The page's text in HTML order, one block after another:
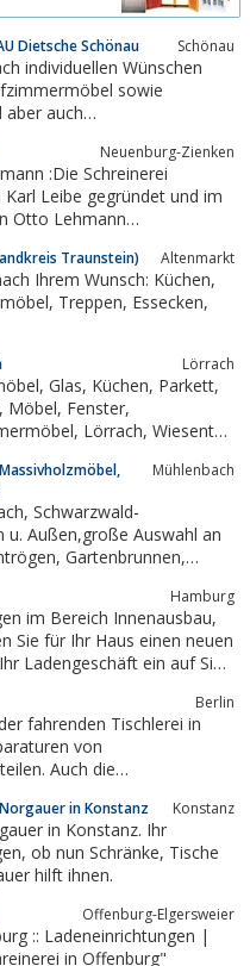
Dietsche Schönau Schönau
sowie
auch
Neuenburg-Zienken
:Die Schreinerei
Leibe gegründet und im
Otto Lehmann
weiter.1968 legte er die
Traunstein) Altenmarkt
Ihrem Wunsch: Küchen,
Lörrach
Mühlenbach
Schwarzwald-
Außen,große Auswahl an
Hamburg
im Bereich Innenausbau,
Sie für Ihr Haus einen neuen
Ladengeschäft ein auf Sie
und stellen die Produkte in
Berlin
fahrenden Tischlerei in
von
Auch die
fast alle Fenster mit
Schauen Sie...
in Konstanz Konstanz
in Konstanz. Ihr
hilft ihnen.
Offenburg-Elgersweier
:: Ladeneinrichtungen |
in Offenburg"